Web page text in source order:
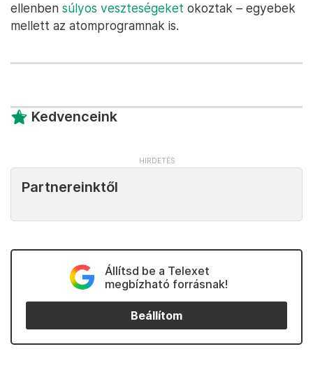
ellenben súlyos veszteségeket okoztak – egyebek
mellett az atomprogramnak is.
Kedvenceink
Partnereinktől
Állítsd be a Telexet
megbízható forrásnak!
Beállítom